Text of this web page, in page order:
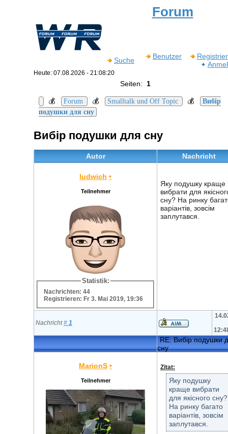
Forum
Suche Benutzer
Heute: 07.08.2026 - 21:08:20
Seiten: 1
💰 Forum 💰 Smalltalk und Off Topic 💰
Вибір
подушки для сну
Вибір подушки для сну
Autor Nachricht
ludwich •
Teilnehmer
Statistik:
Nachrichten: 44
Registrieren: Fr 3. Mai 2019, 19:36
Яку подушку краще
вибрати для
сну? На ринку
варіантів, зовсім
заплутався.
Nachricht# 1
RE: Вибір подушки
сну
MarionS •
Teilnehmer
Zitat:
Яку подушку
краще вибрати
для якісного сну?
На ринку багато
варіантів, зовсім
заплутався.